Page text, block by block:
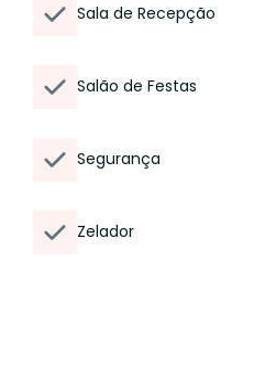
Sala de Recepção
Salão de Festas
Segurança
Zelador